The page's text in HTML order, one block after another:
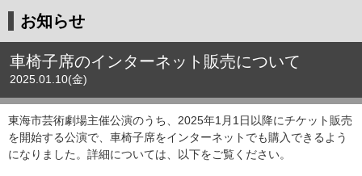
お知らせ
車椅子席のインターネット販売について
2025.01.10(金)
東海市芸術劇場主催公演のうち、2025年1月1日以降にチケット販売
を開始する公演で、車椅子席をインターネットでも購入できるよう
になりました。詳細については、以下をご覧ください。